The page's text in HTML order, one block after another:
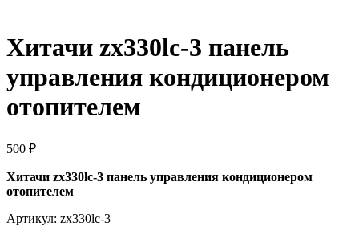
Хитачи zx330lc-3 панель
управления кондиционером
отопителем
500 ₽
Хитачи zx330lc-3 панель управления кондиционером
отопителем
Артикул: zx330lc-3